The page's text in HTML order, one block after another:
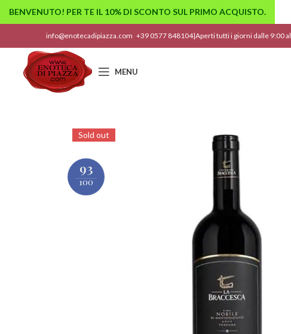
info@enotecadipiazza.com +39 0577 848104|Aperti tutti i giorni dalle 9:00
MENU
93
100
Sold out
BENVENUTO! PER TE IL 10% DI SCONTO SUL PRIMO ACQUISTO.